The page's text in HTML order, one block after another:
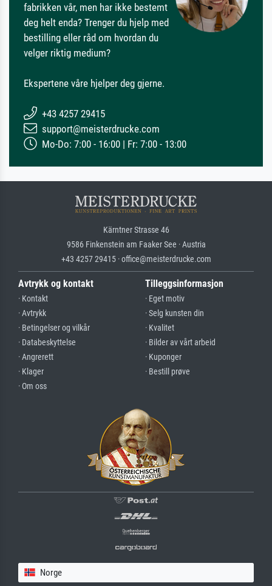
fabrikken vår, men har ikke bestemt
deg helt enda? Trenger du hjelp med
bestilling eller råd om hvordan du
velger riktig medium?
Ekspertene våre hjelper deg gjerne.
+43 4257 29415
support@meisterdrucke.com
Mo-Do: 7:00 - 16:00 | Fr: 7:00 - 13:00
Kärntner Strasse 46
9586 Finkenstein am Faaker See · Austria
+43 4257 29415 · office@meisterdrucke.com
Avtrykk og kontakt
· Kontakt
· Avtrykk
· Betingelser og vilkår
· Databeskyttelse
· Angrerett
· Klager
· Om oss
Tilleggsinformasjon
· Eget motiv
· Selg kunsten din
· Kvalitet
· Bilder av vårt arbeid
· Kuponger
· Bestill prøve
Norge